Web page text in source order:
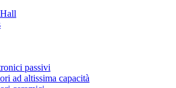
passivi
ad altissima capacità